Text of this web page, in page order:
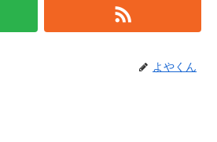
よやくん